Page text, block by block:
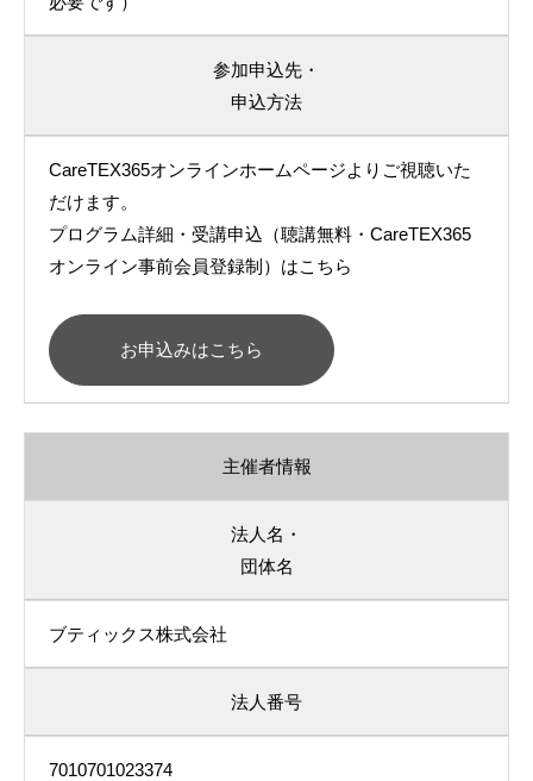
参加申込先・
申込方法
CareTEX365オンラインホームページよりご視聴いた
だけます。
プログラム詳細・受講申込（聴講無料・CareTEX365
オンライン事前会員登録制）はこちら
お申込みはこちら
主催者情報
法人名・
団体名
ブティックス株式会社
法人番号
7010701023374